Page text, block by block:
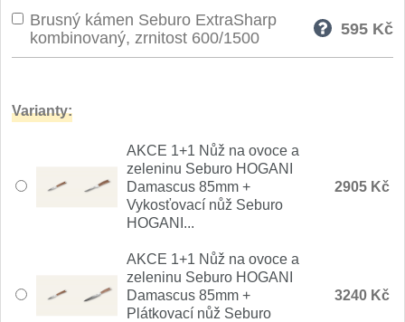
Nože Seburo HOKORI
Nože Seburo WEST
Nože Tojiro
Nože Tojiro Shippu
Nože Tojiro Zen 1
Brusný kámen Seburo ExtraSharp
kombinovaný, zrnitost 600/1500
595 Kč
Varianty:
AKCE 1+1 Nůž na ovoce a
zeleninu Seburo HOGANI
Damascus 85mm +
Vykosťovací nůž Seburo
HOGANI...
2905 Kč
AKCE 1+1 Nůž na ovoce a
zeleninu Seburo HOGANI
Damascus 85mm +
Plátkovací nůž Seburo
3240 Kč